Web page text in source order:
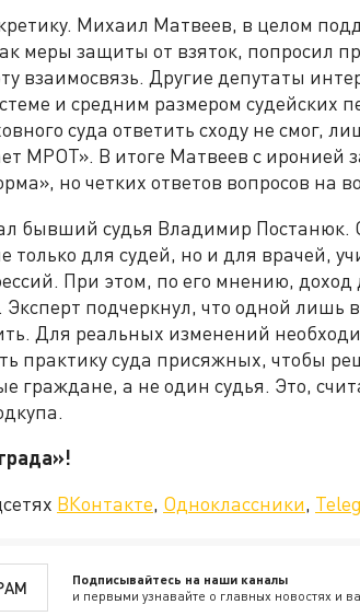
Михаил Матвеев, в целом
меры защиты от взяток, попросил
взаимосвязь. Другие депутаты
и средним размером судейских
суда ответить сходу не смог,
МРОТ». В итоге Матвеев с иронией
но четких ответов вопросов на
бывший судья Владимир Постанюк.
только для судей, но и для врачей,
При этом, по его мнению,
Эксперт подчеркнул, что одной лишь
Для реальных изменений
практику суда присяжных, чтобы
граждане, а не один судья. Это,
ВКонтакте, Одноклассники,
Подписывайтесь на наши каналы
и первыми узнавайте о главных новостях и